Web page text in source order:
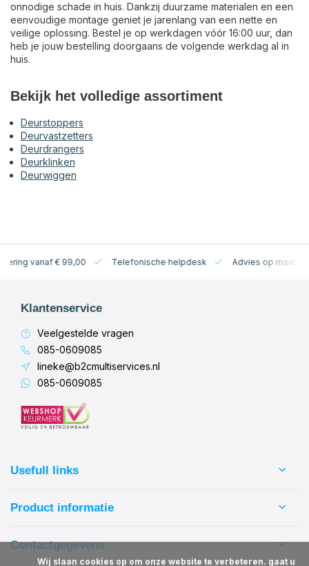
onnodige schade in huis. Dankzij duurzame materialen en een
eenvoudige montage geniet je jarenlang van een nette en
veilige oplossing. Bestel je op werkdagen vóór 16:00 uur, dan
heb je jouw bestelling doorgaans de volgende werkdag al in
huis.
Bekijk het volledige assortiment
Deurstoppers
Deurvastzetters
Deurdrangers
Deurklinken
Deurwiggen
vanaf € 99,00 Telefonische helpdesk Advies op maat
Klantenservice
Veelgestelde vragen
085-0609085
lineke@b2cmultiservices.nl
085-0609085
Usefull links
Product informatie
Contactgegevens